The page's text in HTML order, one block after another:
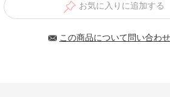
お気に入りに追加する
この商品について問い合わ